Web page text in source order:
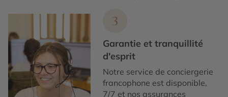
3
Garantie et tranquillité
d'esprit
Notre service de conciergerie
francophone est disponible,
7/7 et nos assurances